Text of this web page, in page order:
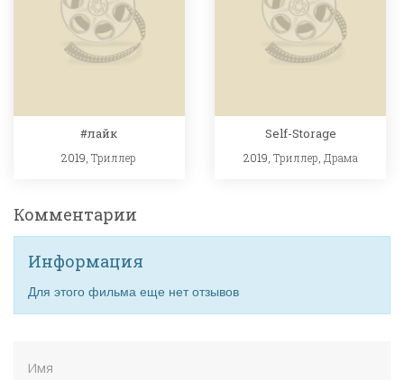
#лайк
2019,Триллер
Self-Storage
2019, Триллер Драма
Комментарии
Информация
Для этого фильма еще нет отзывов